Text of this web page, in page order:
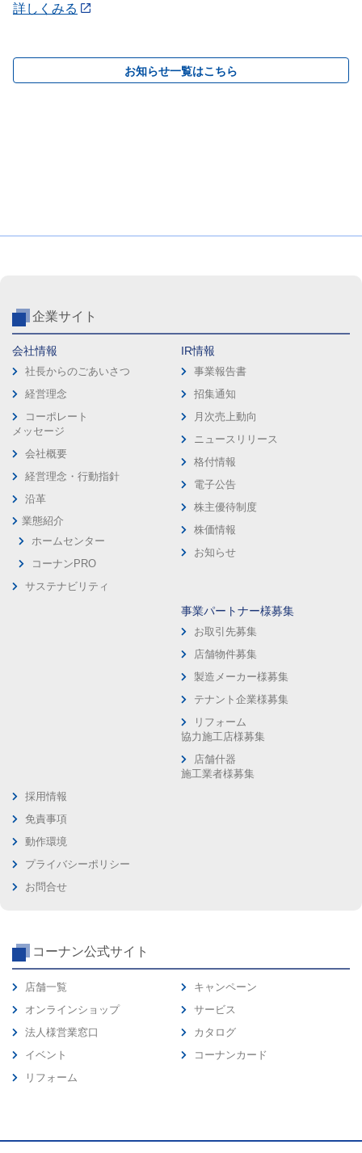
詳しくみる
お知らせ一覧はこちら
企業サイト
会社情報
社長からのごあいさつ
経営理念
コーポレート
メッセージ
会社概要
経営理念・行動指針
沿革
業態紹介
ホームセンター
コーナンPRO
サステナビリティ
IR情報
事業報告書
招集通知
月次売上動向
ニュースリリース
格付情報
電子公告
株主優待制度
株価情報
お知らせ
事業パートナー様募集
お取引先募集
店舗物件募集
製造メーカー様募集
テナント企業様募集
リフォーム
協力施工店様募集
店舗什器
施工業者様募集
採用情報
免責事項
動作環境
プライバシーポリシー
お問合せ
コーナン公式サイト
店舗一覧
オンラインショップ
法人様営業窓口
イベント
リフォーム
キャンペーン
サービス
カタログ
コーナンカード